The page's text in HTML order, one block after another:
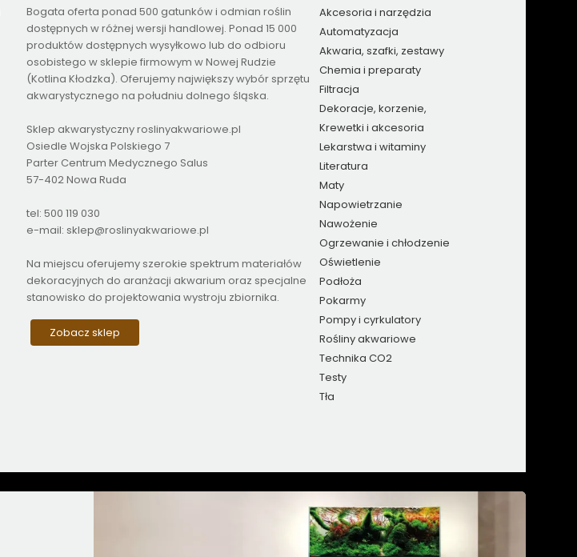
Bogata oferta ponad 500 gatunków i odmian roślin
dostępnych w różnej wersji handlowej. Ponad 15 000
produktów dostępnych wysyłkowo lub do odbioru
osobistego w sklepie firmowym w Nowej Rudzie
(Kotlina Kłodzka). Oferujemy największy wybór sprzętu
akwarystycznego na południu dolnego śląska.
Sklep akwarystyczny roslinyakwariowe.pl
Osiedle Wojska Polskiego 7
Parter Centrum Medycznego Salus
57-402 Nowa Ruda
tel: 500 119 030
e-mail: sklep@roslinyakwariowe.pl
Na miejscu oferujemy szerokie spektrum materiałów
dekoracyjnych do aranżacji akwarium oraz specjalne
stanowisko do projektowania wystroju zbiornika.
Zobacz sklep
Akcesoria i narzędzia
Automatyzacja
Akwaria, szafki, zestawy
Chemia i preparaty
Filtracja
Dekoracje, korzenie,
kamienie
Krewetki i akcesoria
Lekarstwa i witaminy
Literatura
Maty
Napowietrzanie
Nawożenie
Ogrzewanie i chłodzenie
Oświetlenie
Podłoża
Pokarmy
Pompy i cyrkulatory
Rośliny akwariowe
Technika CO2
Testy
Tła